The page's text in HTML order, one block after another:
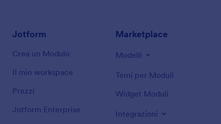
Jotform
Crea un Modulo
Il mio workspace
Prezzi
Jotform Enterprise
Marketplace
Modelli
Temi per Moduli
Widget Moduli
Integrazioni